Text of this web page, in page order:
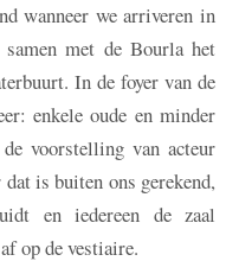
wanneer we arriveren in
met de Bourla het
In de foyer van de
enkele oude en minder
voorstelling van acteur
is buiten ons gerekend,
en iedereen de zaal
op de vestiaire.